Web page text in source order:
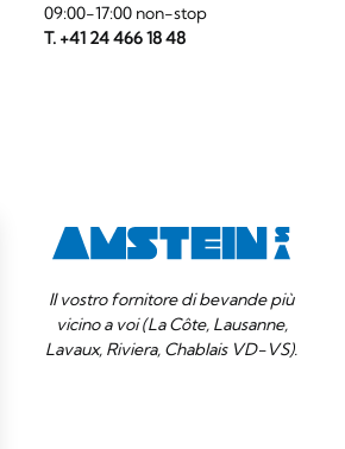
09:00-17:00 non-stop
T. +41 24 466 18 48
Il vostro fornitore di bevande più
vicino a voi (La Côte, Lausanne,
Lavaux, Riviera, Chablais VD-VS).